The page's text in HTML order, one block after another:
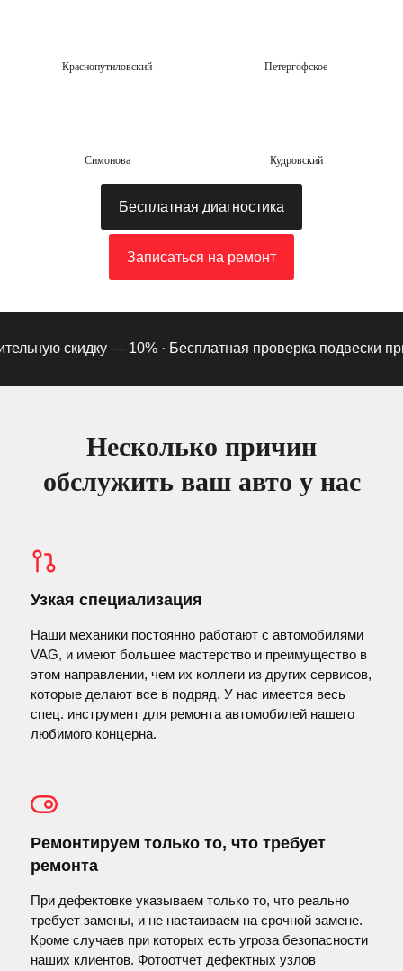
Краснопутиловский Петергофское
Симонова Кудровский
Бесплатная диагностика
Записаться на ремонт
скидку — 10% ·Бесплатная проверка подвески при
Несколько причин
обслужить ваш авто у нас
Узкая специализация
Наши механики постоянно работают с автомобилями
VAG, и имеют большее мастерство и преимущество в
этом направлении, чем их коллеги из других сервисов,
которые делают все в подряд. У нас имеется весь
спец. инструмент для ремонта автомобилей нашего
любимого концерна.
Ремонтируем только то, что требует
ремонта
При дефектовке указываем только то, что реально
требует замены, и не настаиваем на срочной замене.
Кроме случаев при которых есть угроза безопасности
наших клиентов. Фотоотчет дефектных узлов